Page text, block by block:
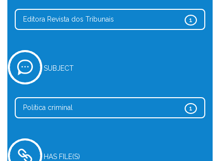
1
Editora Revista dos Tribunais
SUBJECT
1
Política criminal
HAS FILE(S)